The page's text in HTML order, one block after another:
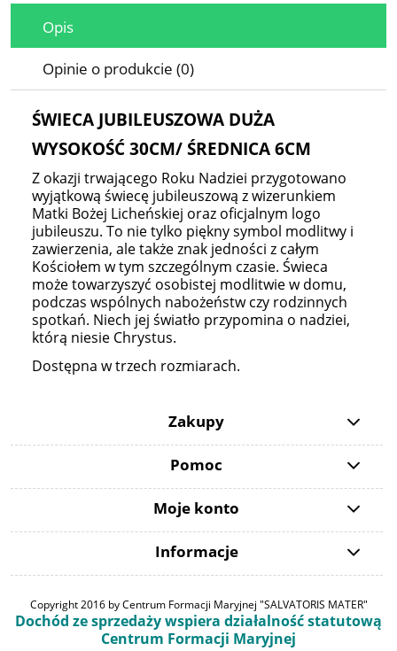
Opis
Opinie o produkcie (0)
ŚWIECA JUBILEUSZOWA DUŻA
WYSOKOŚĆ 30CM/ ŚREDNICA 6CM
Z okazji trwającego Roku Nadziei przygotowano
wyjątkową świecę jubileuszową z wizerunkiem
Matki Bożej Licheńskiej oraz oficjalnym logo
jubileuszu. To nie tylko piękny symbol modlitwy i
zawierzenia, ale także znak jedności z całym
Kościołem w tym szczególnym czasie. Świeca
może towarzyszyć osobistej modlitwie w domu,
podczas wspólnych nabożeństw czy rodzinnych
spotkań. Niech jej światło przypomina o nadziei,
którą niesie Chrystus.
Dostępna w trzech rozmiarach.
Zakupy
Pomoc
Moje konto
Informacje
Copyright 2016 by Centrum Formacji Maryjnej "SALVATORIS MATER"
Dochód ze sprzedaży wspiera działalność statutową
Centrum Formacji Maryjnej